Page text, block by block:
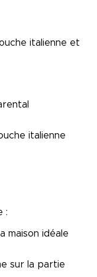
italienne et
italienne
:
maison idéale
sur la partie